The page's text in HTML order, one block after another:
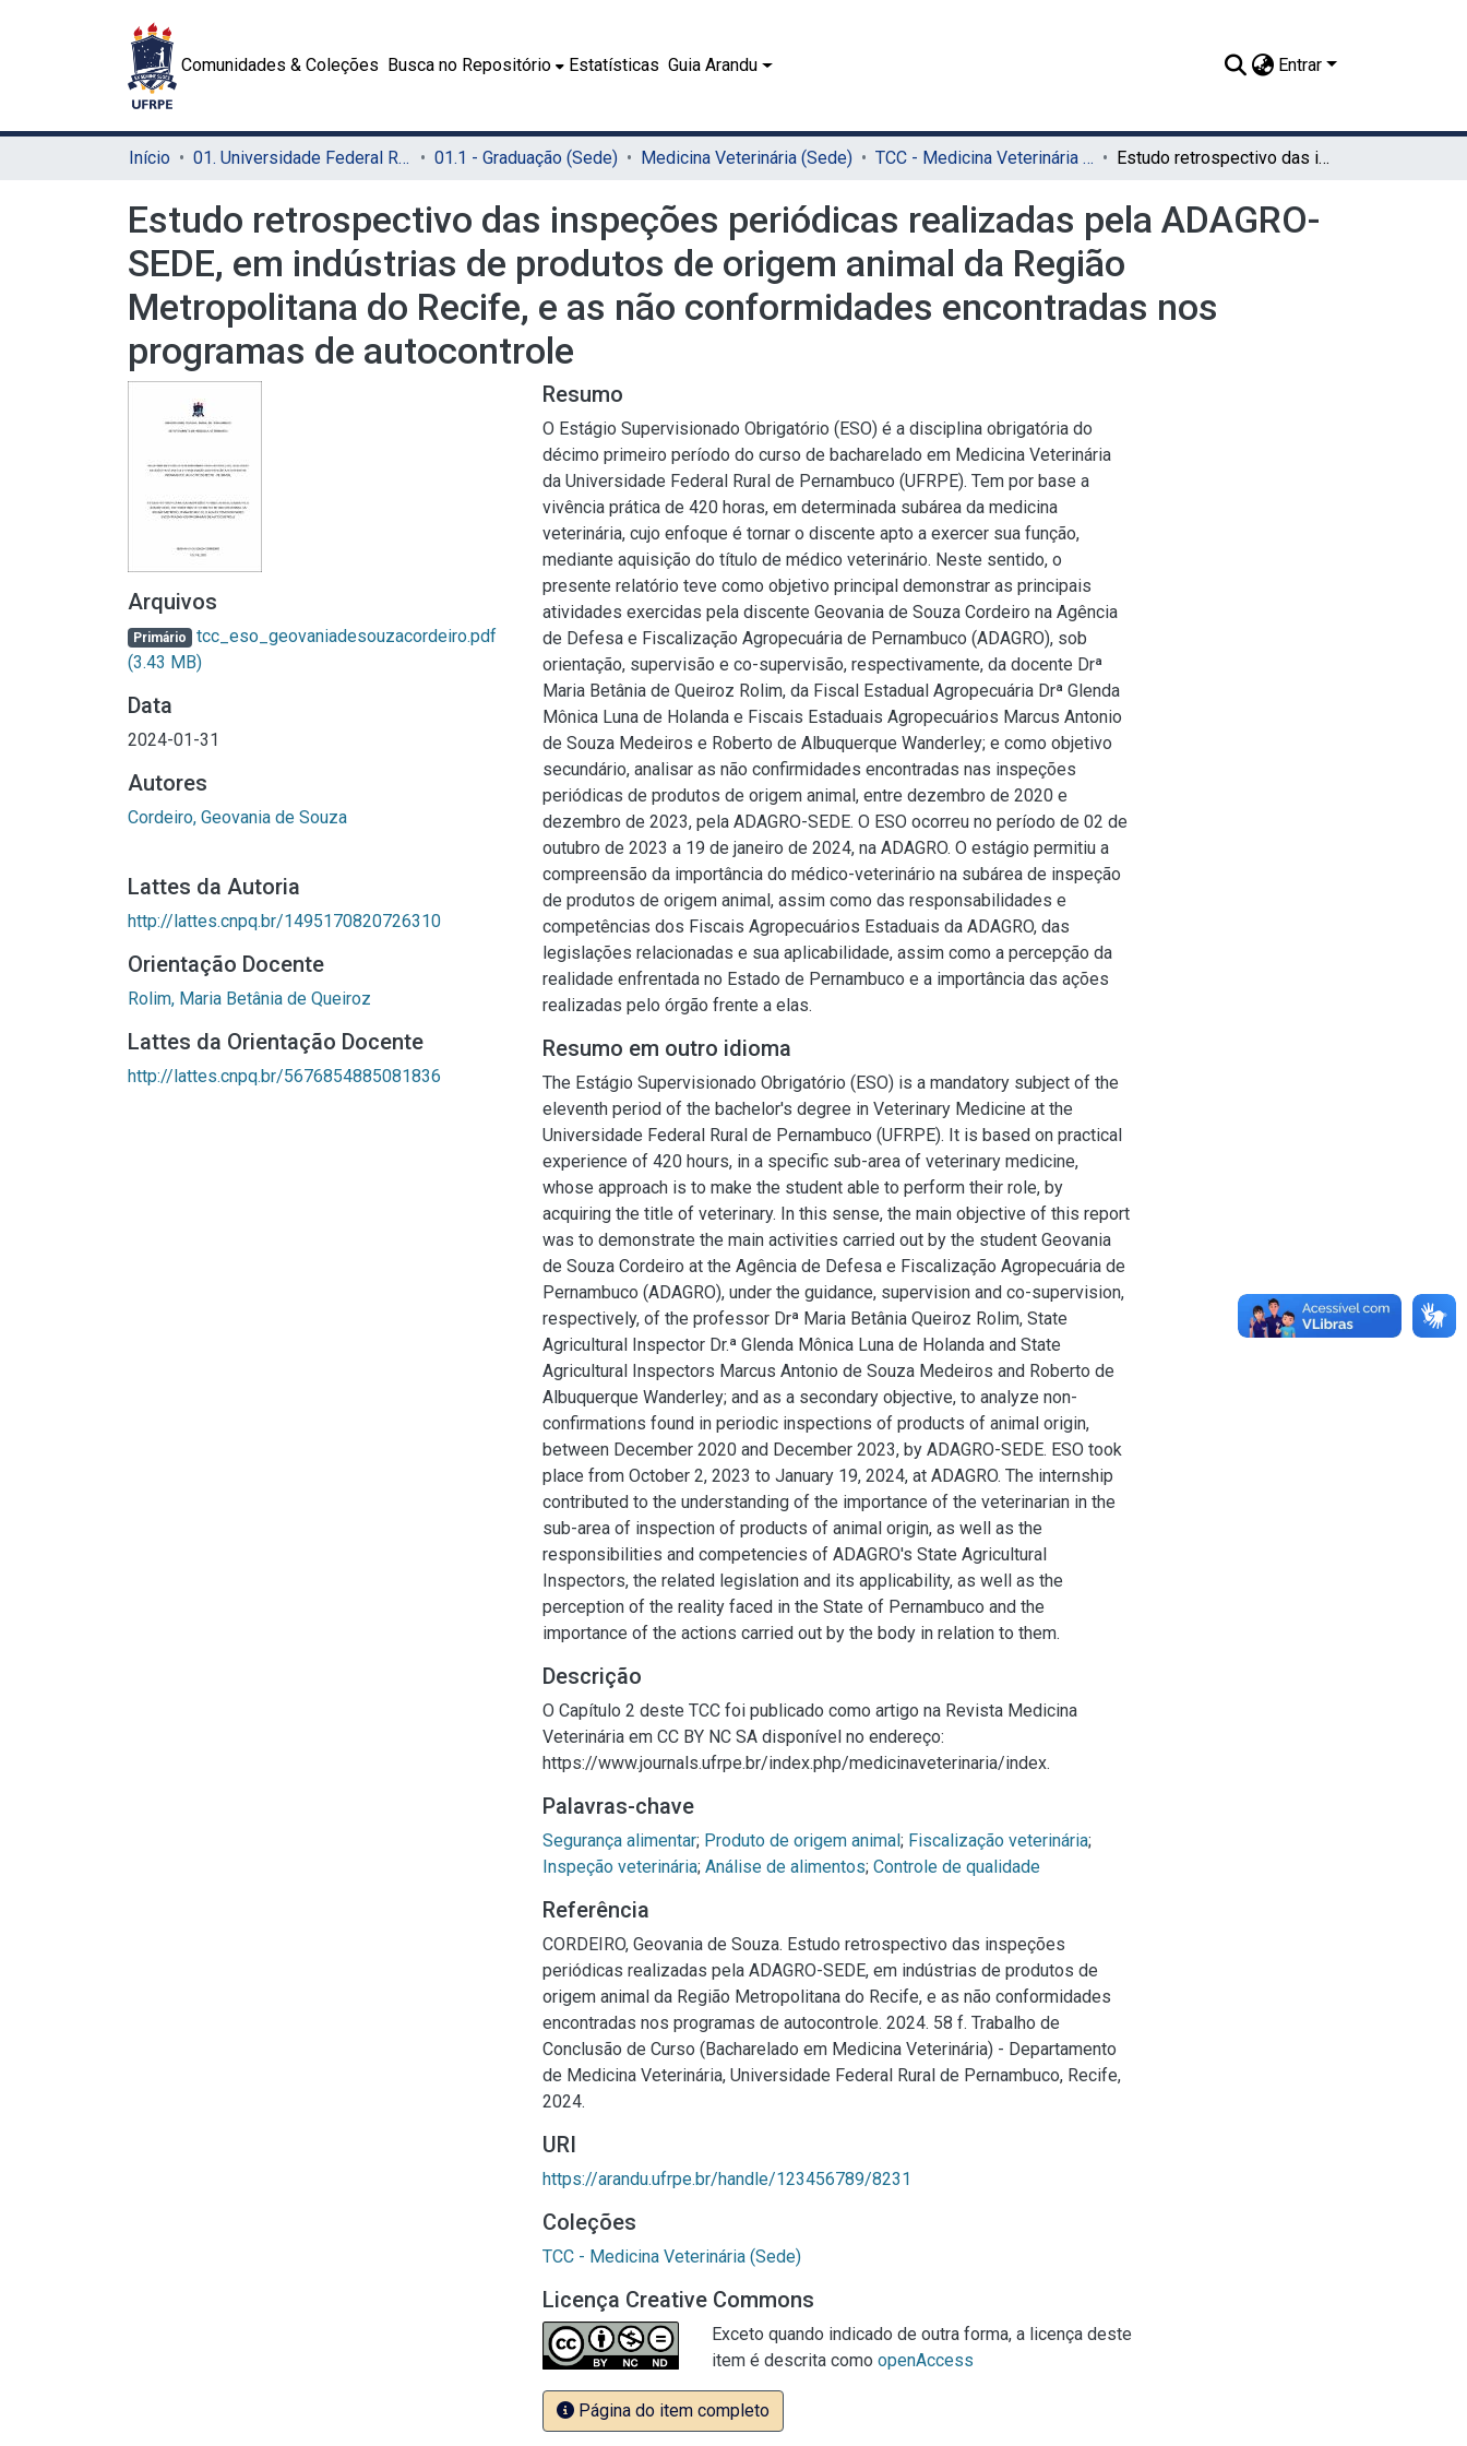
Comunidades & Coleções Busca no Repositório Estatísticas Guia Arandu Entrar
Início 01. Universidade Federal Rural de Pernambuco - UFRPE (Sede) 01.1 - Graduação (Sede) Medicina Veterinária (Sede) TCC - Medicina Veterinária (Sede) Estudo retrospectivo das inspeções periódicas realizadas pela ADAGRO-SEDE, em indústrias de produtos de origem animal da Região Metropolitana do Recife, e as não conformidades encontradas nos programas de autocontrole
Estudo retrospectivo das inspeções periódicas realizadas pela ADAGRO-
SEDE, em indústrias de produtos de origem animal da Região
Metropolitana do Recife, e as não conformidades encontradas nos
programas de autocontrole
Arquivos
Primário tcc_eso_geovaniadesouzacordeiro.pdf
(3.43 MB)
Data
2024-01-31
Autores
Cordeiro, Geovania de Souza
Lattes da Autoria
http://lattes.cnpq.br/1495170820726310
Orientação Docente
Rolim, Maria Betânia de Queiroz
Lattes da Orientação Docente
http://lattes.cnpq.br/5676854885081836
Resumo
O Estágio Supervisionado Obrigatório (ESO) é a disciplina obrigatória do
décimo primeiro período do curso de bacharelado em Medicina Veterinária
da Universidade Federal Rural de Pernambuco (UFRPE). Tem por base a
vivência prática de 420 horas, em determinada subárea da medicina
veterinária, cujo enfoque é tornar o discente apto a exercer sua função,
mediante aquisição do título de médico veterinário. Neste sentido, o
presente relatório teve como objetivo principal demonstrar as principais
atividades exercidas pela discente Geovania de Souza Cordeiro na Agência
de Defesa e Fiscalização Agropecuária de Pernambuco (ADAGRO), sob
orientação, supervisão e co-supervisão, respectivamente, da docente Drª
Maria Betânia de Queiroz Rolim, da Fiscal Estadual Agropecuária Drª Glenda
Mônica Luna de Holanda e Fiscais Estaduais Agropecuários Marcus Antonio
de Souza Medeiros e Roberto de Albuquerque Wanderley; e como objetivo
secundário, analisar as não confirmidades encontradas nas inspeções
periódicas de produtos de origem animal, entre dezembro de 2020 e
dezembro de 2023, pela ADAGRO-SEDE. O ESO ocorreu no período de 02 de
outubro de 2023 a 19 de janeiro de 2024, na ADAGRO. O estágio permitiu a
compreensão da importância do médico-veterinário na subárea de inspeção
de produtos de origem animal, assim como das responsabilidades e
competências dos Fiscais Agropecuários Estaduais da ADAGRO, das
legislações relacionadas e sua aplicabilidade, assim como a percepção da
realidade enfrentada no Estado de Pernambuco e a importância das ações
realizadas pelo órgão frente a elas.
Resumo em outro idioma
The Estágio Supervisionado Obrigatório (ESO) is a mandatory subject of the
eleventh period of the bachelor's degree in Veterinary Medicine at the
Universidade Federal Rural de Pernambuco (UFRPE). It is based on practical
experience of 420 hours, in a specific sub-area of veterinary medicine,
whose approach is to make the student able to perform their role, by
acquiring the title of veterinary. In this sense, the main objective of this report
was to demonstrate the main activities carried out by the student Geovania
de Souza Cordeiro at the Agência de Defesa e Fiscalização Agropecuária de
Pernambuco (ADAGRO), under the guidance, supervision and co-supervision,
respectively, of the professor Drª Maria Betânia Queiroz Rolim, State
Agricultural Inspector Dr.ª Glenda Mônica Luna de Holanda and State
Agricultural Inspectors Marcus Antonio de Souza Medeiros and Roberto de
Albuquerque Wanderley; and as a secondary objective, to analyze non-
confirmations found in periodic inspections of products of animal origin,
between December 2020 and December 2023, by ADAGRO-SEDE. ESO took
place from October 2, 2023 to January 19, 2024, at ADAGRO. The internship
contributed to the understanding of the importance of the veterinarian in the
sub-area of inspection of products of animal origin, as well as the
responsibilities and competencies of ADAGRO's State Agricultural
Inspectors, the related legislation and its applicability, as well as the
perception of the reality faced in the State of Pernambuco and the
importance of the actions carried out by the body in relation to them.
Descrição
O Capítulo 2 deste TCC foi publicado como artigo na Revista Medicina
Veterinária em CC BY NC SA disponível no endereço:
https://www.journals.ufrpe.br/index.php/medicinaveterinaria/index.
Palavras-chave
Segurança alimentar; Produto de origem animal; Fiscalização veterinária;
Inspeção veterinária; Análise de alimentos; Controle de qualidade
Referência
CORDEIRO, Geovania de Souza. Estudo retrospectivo das inspeções
periódicas realizadas pela ADAGRO-SEDE, em indústrias de produtos de
origem animal da Região Metropolitana do Recife, e as não conformidades
encontradas nos programas de autocontrole. 2024. 58 f. Trabalho de
Conclusão de Curso (Bacharelado em Medicina Veterinária) - Departamento
de Medicina Veterinária, Universidade Federal Rural de Pernambuco, Recife,
2024.
URI
https://arandu.ufrpe.br/handle/123456789/8231
Coleções
TCC - Medicina Veterinária (Sede)
Licença Creative Commons
Exceto quando indicado de outra forma, a licença deste
item é descrita como openAccess
Página do item completo